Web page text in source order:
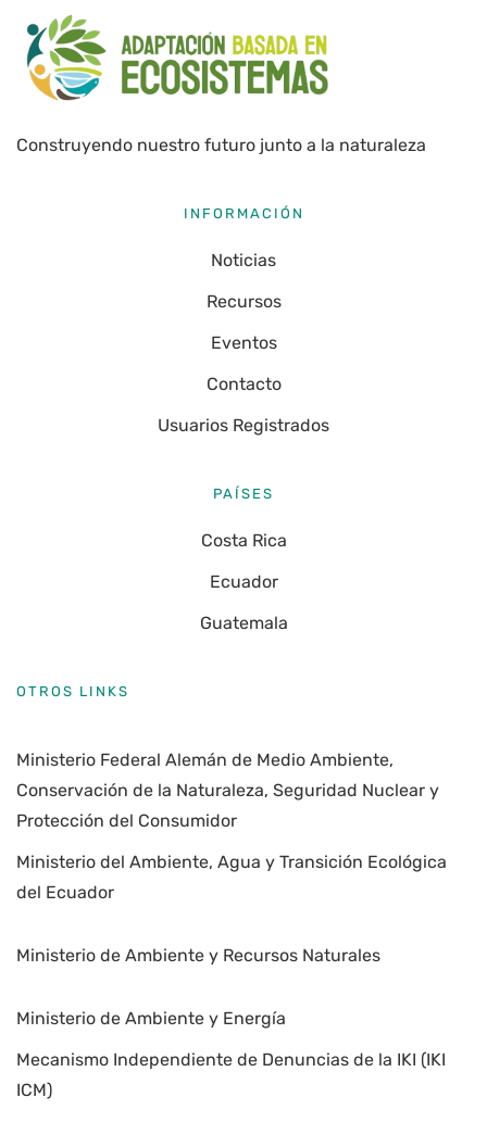
Construyendo nuestro futuro junto a la naturaleza
INFORMACIÓN
Noticias
Recursos
Eventos
Contacto
Usuarios Registrados
PAÍSES
Costa Rica
Ecuador
Guatemala
OTROS LINKS
Ministerio Federal Alemán de Medio Ambiente,
Conservación de la Naturaleza, Seguridad Nuclear y
Protección del Consumidor
Ministerio del Ambiente, Agua y Transición Ecológica
del Ecuador
Ministerio de Ambiente y Recursos Naturales
Ministerio de Ambiente y Energía
Mecanismo Independiente de Denuncias de la IKI (IKI
ICM)